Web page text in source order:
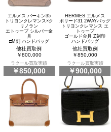
エルメス バーキン35
トリヨンクレマンス×ク
リノラン
エトゥープ シルバー金
具
□M刻 ハンドバッグ
他社買取例
￥800,000
ラクール買取実績
￥850,000
HERMES エルメス
ボリード31 2WAYバッグ
トリヨンクレマンス エ
トゥープ
ゴールド金具 Z刻印
ハンドバッグ
他社買取例
￥850,000
ラクール買取実績
￥900,000